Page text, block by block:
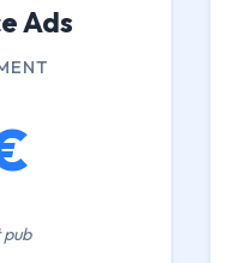
Ads
pub